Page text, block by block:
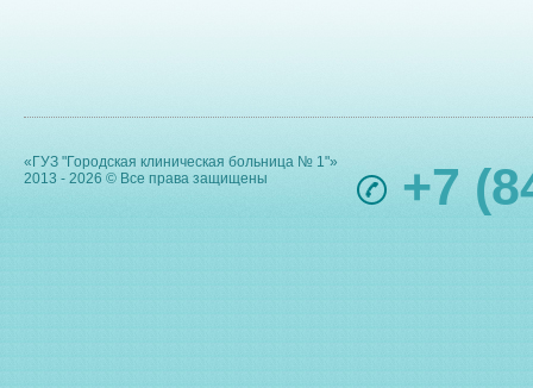
«ГУЗ "Городская клиническая больница № 1"»
2013 - 2026 © Все права защищены
+7